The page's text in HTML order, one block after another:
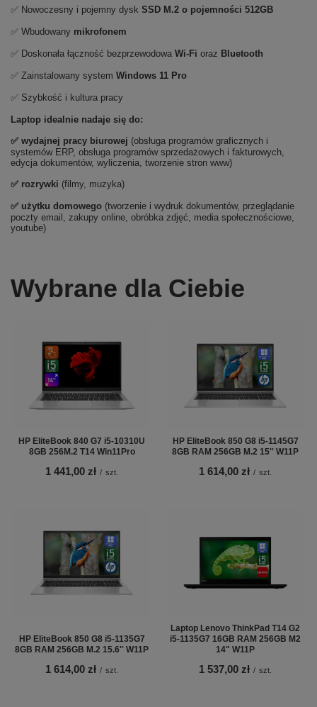
✅ Nowoczesny i pojemny dysk SSD M.2 o pojemności 512GB
✅ Wbudowany mikrofonem
✅ Doskonała łączność bezprzewodowa Wi-Fi oraz Bluetooth
✅ Zainstalowany system Windows 11 Pro
✅ Szybkość i kultura pracy
Laptop idealnie nadaje się do:
✅ wydajnej pracy biurowej (obsługa programów graficznych i
systemów ERP, obsługa programów sprzedażowych i fakturowych,
edycja dokumentów, wyliczenia, tworzenie stron www)
✅ rozrywki (filmy, muzyka)
✅ użytku domowego (tworzenie i wydruk dokumentów, przeglądanie
poczty email, zakupy online, obróbka zdjęć, media społecznościowe,
youtube)
Wybrane dla Ciebie
HP EliteBook 840 G7 i5-10310U
8GB 256M.2 T14 Win11Pro
1 441,00 zł / szt.
HP EliteBook 850 G8 i5-1145G7
8GB RAM 256GB M.2 15'' W11P
1 614,00 zł / szt.
HP EliteBook 850 G8 i5-1135G7
8GB RAM 256GB M.2 15.6'' W11P
1 614,00 zł / szt.
Laptop Lenovo ThinkPad T14 G2
i5-1135G7 16GB RAM 256GB M2
14" W11P
1 537,00 zł / szt.